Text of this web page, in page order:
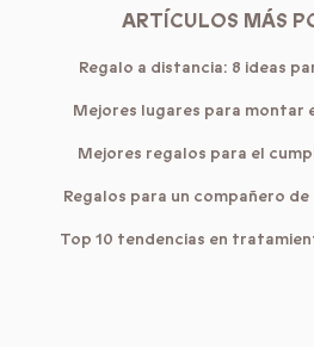
ARTÍCULOS MÁS
Regalo a distancia: 8 ideas
Mejores lugares para montar
Mejores regalos para el
Regalos para un compañero
Top 10 tendencias en